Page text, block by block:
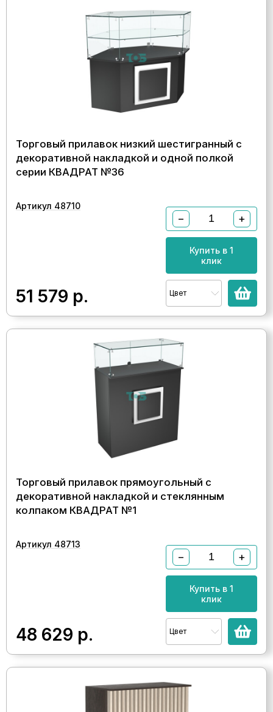
Торговый прилавок низкий шестигранный с
декоративной накладкой и одной полкой
серии КВАДРАТ №36
Артикул 48710
51 579 р.
− +
Купить в 1
клик
Цвет
Торговый прилавок прямоугольный с
декоративной накладкой и стеклянным
колпаком КВАДРАТ №1
Артикул 48713
48 629 р.
− +
Купить в 1
клик
Цвет